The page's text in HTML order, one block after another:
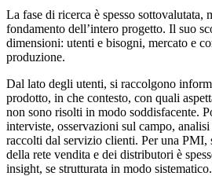
La fase di ricerca è spesso sottovalutata,
fondamento dell’intero progetto. Il suo
dimensioni: utenti e bisogni, mercato e
produzione.
Dal lato degli utenti, si raccolgono
prodotto, in che contesto, con quali
non sono risolti in modo soddisfacente.
interviste, osservazioni sul campo,
raccolti dal servizio clienti. Per una PMI,
della rete vendita e dei distributori è
insight, se strutturata in modo sistematico.